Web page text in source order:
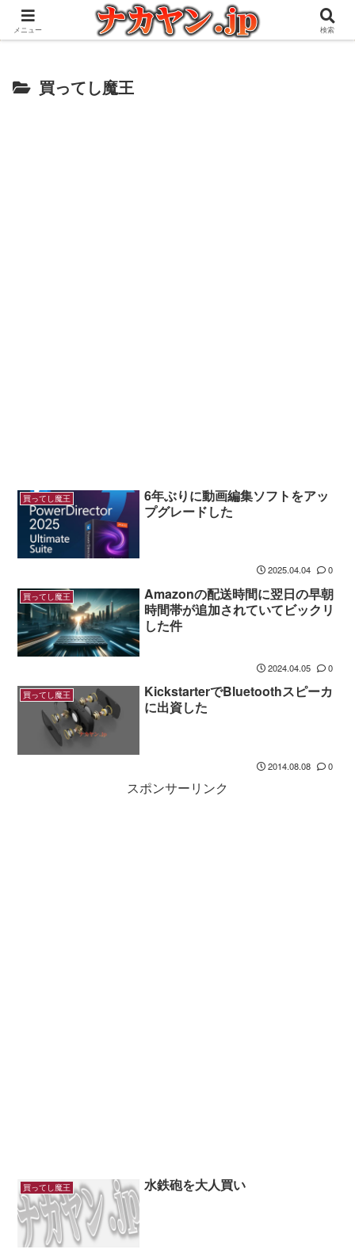
アウトドアとガジェット好きな管理人の愉快な日々を綴るブログ
買ってし魔王
買ってし魔王
6年ぶりに動画編集ソフトをアッ
プグレードした
2025.04.04 0
買ってし魔王
Amazonの配送時間に翌日の早朝
時間帯が追加されていてビックリ
した件
2024.04.05 0
買ってし魔王
KickstarterでBluetoothスピーカ
に出資した
2014.08.08 0
スポンサーリンク
買ってし魔王 水鉄砲を大人買い
メニュー 検索